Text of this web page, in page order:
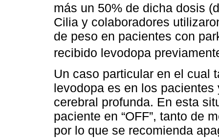
más un 50% de dicha dosis
Cilia y colaboradores
de peso en pacientes con
recibido levodopa
Un caso particular en el cual
levodopa es en los
cerebral profunda. En esta
paciente en “OFF”, tanto de
por lo que se recomienda